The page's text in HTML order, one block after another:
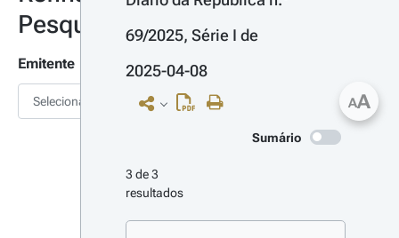
Pesquisa
Emitente
Selecionar
69/2025, Série I de
2025-04-08
Sumário
3 de 3
resultados
AA